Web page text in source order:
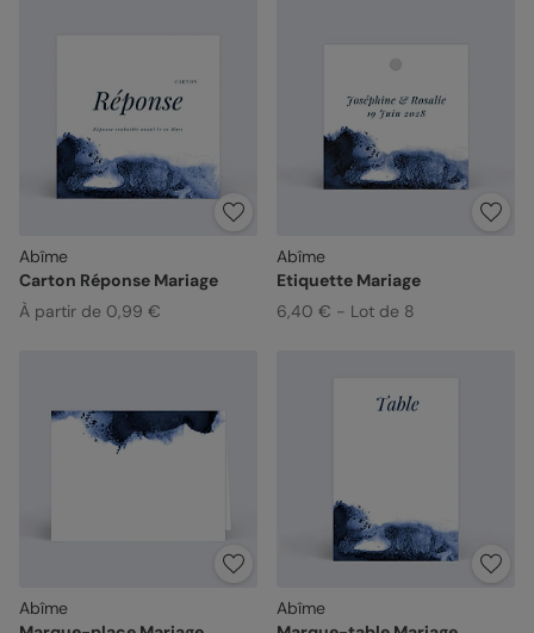
Abîme
Carton Réponse Mariage
À partir de 0,99 €
Abîme
Etiquette Mariage
6,40 € - Lot de 8
Abîme
Abîme